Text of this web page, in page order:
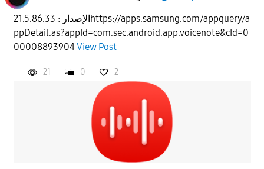
الإصدار : 21.5.86.33https://apps.samsung.com/appquery/a
ppDetail.as?appId=com.sec.android.app.voicenote&cId=0
00008893904View Post
21 0 2